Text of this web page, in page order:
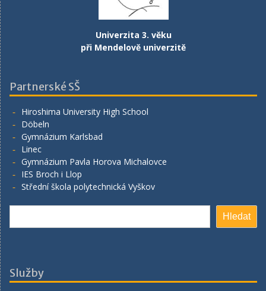
Univerzita 3. věku
při Mendelově univerzitě
Partnerské SŠ
Hiroshima University High School
Döbeln
Gymnázium Karlsbad
Linec
Gymnázium Pavla Horova Michalovce
IES Broch i Llop
Střední škola polytechnická Vyškov
Hledat
Služby